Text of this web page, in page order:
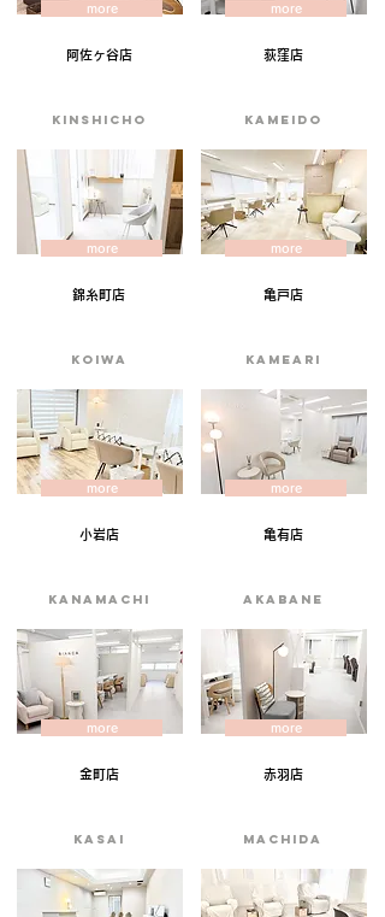
more
阿佐ヶ谷店
kinshicho
more
錦糸町店
KOIWA
more
小岩店
KANAMACHI
more
金町店
KASAI
more
荻窪店
KAMEIDO
more
亀戸店
KAMEARI
more
亀有店
akabane
more
赤羽店
machida